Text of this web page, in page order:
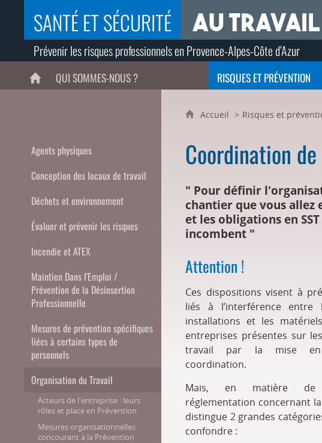
SANTÉ ET SÉCURITÉ
Prévenir les risques professionnels en Provence-Alpes-Côte d’Azur
ACCUEIL
QUI SOMMES-NOUS ? RISQUES ET PRÉVENTION
Agents physiques
Conception des locaux de travail
Déchets et environnement
Évaluer et prévenir les risques
Incendie et ATEX
Maintien Dans l'Emploi /
Prévention de la Désinsertion
Professionnelle
Mesures de prévention spécifiques
liées à certains types de
personnels
Organisation du Travail
Acteurs de l'entreprise : leurs
rôles et place en Prévention
Mesures organisationnelles
concourant à la Prévention
Accueil Risques et
Coordination
" Pour définir
chantier que vous allez
et les obligations en
incombent "
Attention !
Ces dispositions visent à
liés à l’interférence entre
installations et les
entreprises présentes sur
travail par la mise en
coordination.
Mais, en matière de
réglementation concernant
distingue 2 grandes
confondre :